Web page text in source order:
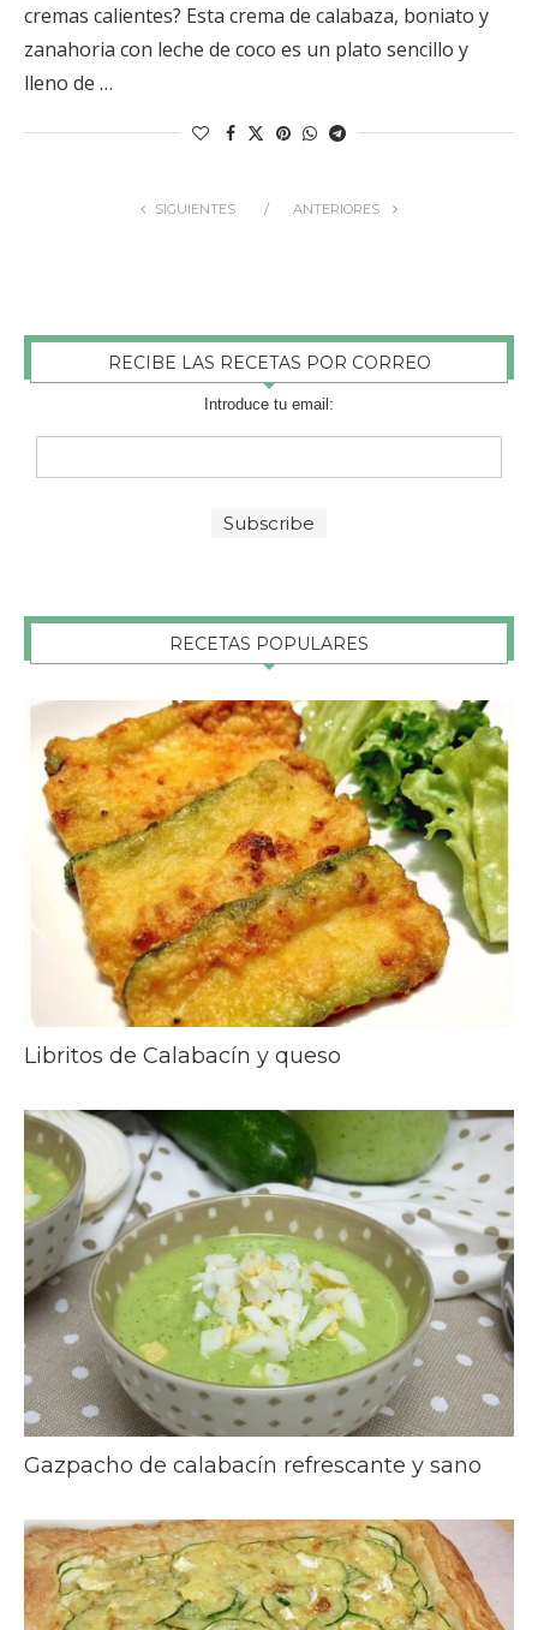
cremas calientes? Esta crema de calabaza, boniato y
zanahoria con leche de coco es un plato sencillo y
lleno de …
SIGUIENTES ANTERIORES
RECIBE LAS RECETAS POR CORREO
Introduce tu email:
RECETAS POPULARES
Libritos de Calabacín y queso
Gazpacho de calabacín refrescante y sano